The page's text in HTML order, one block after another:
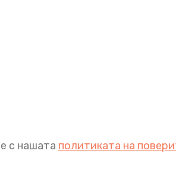
с нашата политиката на